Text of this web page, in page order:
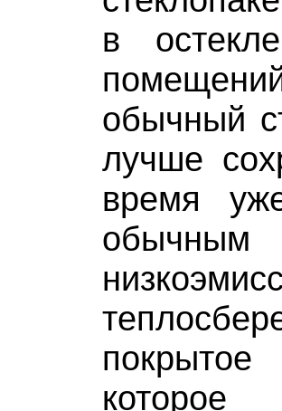
в
обычный
лучше
время
которое